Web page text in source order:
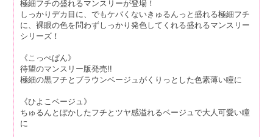
極細フチの盛れるマンスリーが登場！
しっかりデカ目に、でもケバくないきゅるんっと盛れる極細フチ
に、裸眼の色を問わずしっかり発色してくれる盛れるマンスリー
シリーズ！
《こっぺぱん》
待望のマンスリー版発売!!
極細の黒フチとブラウンベージュがくりっとした色素薄い瞳に
《ひよこベージュ》
ちゅるんとぼかしたフチとツヤ感溢れるベージュで大人可愛い瞳
に